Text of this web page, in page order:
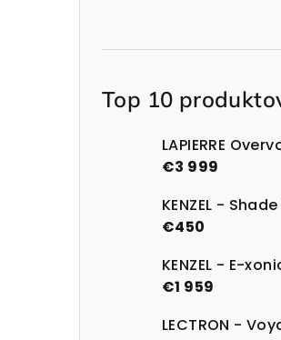
Top 10
€3 999
KENZEL -
€450
KENZEL - E-
€1 959
LECTRON -